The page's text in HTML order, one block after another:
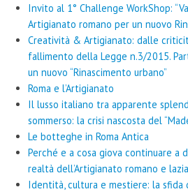
Invito al 1° Challenge WorkShop:
Artigianato romano per un nuovo
Creatività & Artigianato: dalle
fallimento della Legge n.3/2015.
un nuovo “Rinascimento urbano”
Roma e l’Artigianato
Il lusso italiano tra apparente
sommerso: la crisi nascosta del
Le botteghe in Roma Antica
Perché e a cosa giova continuare a
realtà dell’Artigianato romano e
Identità, cultura e mestiere: la